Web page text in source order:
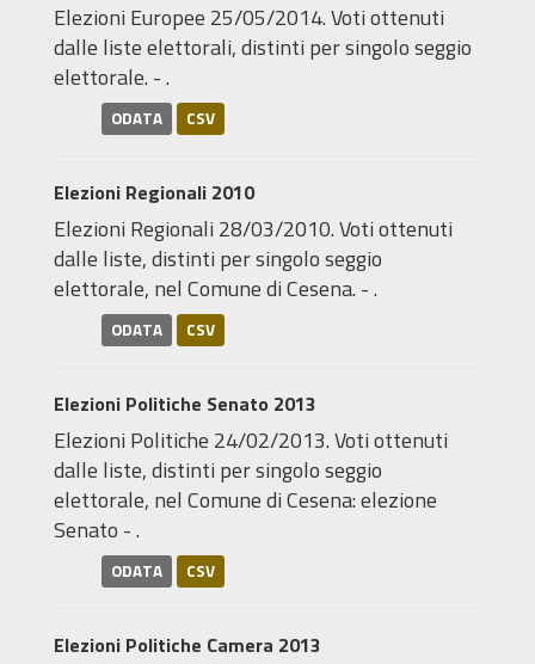
Elezioni Europee 25/05/2014. Voti ottenuti
dalle liste elettorali, distinti per singolo seggio
elettorale. - .
ODATA CSV
Elezioni Regionali 2010
Elezioni Regionali 28/03/2010. Voti ottenuti
dalle liste, distinti per singolo seggio
elettorale, nel Comune di Cesena. - .
ODATA CSV
Elezioni Politiche Senato 2013
Elezioni Politiche 24/02/2013. Voti ottenuti
dalle liste, distinti per singolo seggio
elettorale, nel Comune di Cesena: elezione
Senato - .
ODATA CSV
Elezioni Politiche Camera 2013